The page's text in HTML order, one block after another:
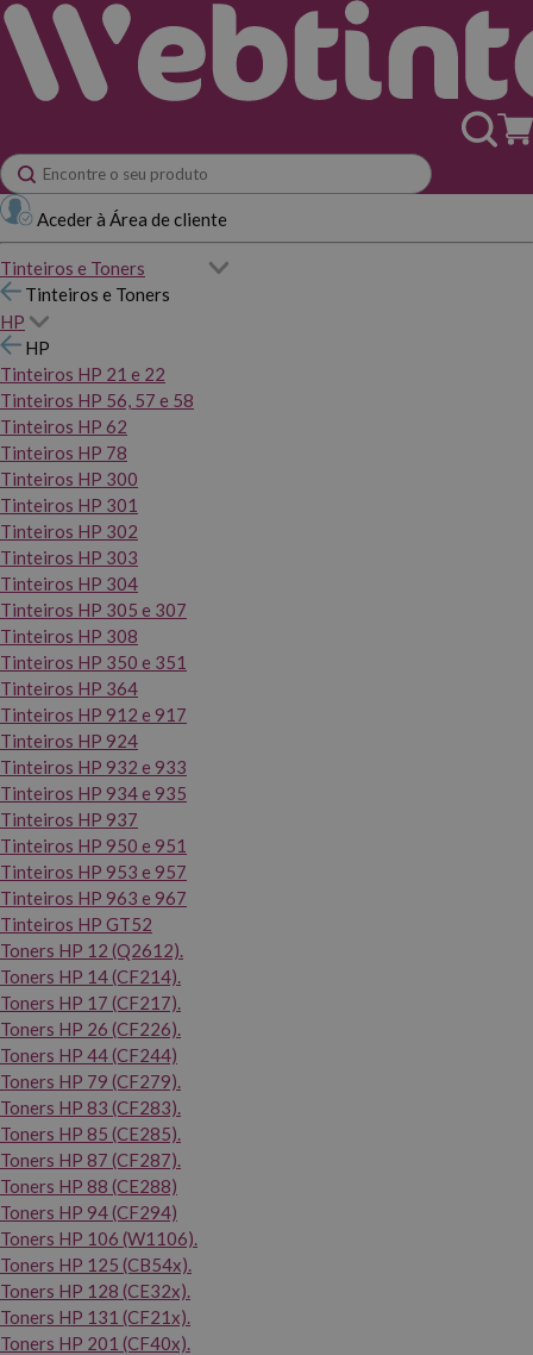
Aceder à Área de cliente
Tinteiros e Toners
Tinteiros e Toners
HP
HP
Tinteiros HP 21 e 22
Tinteiros HP 56, 57 e 58
Tinteiros HP 62
Tinteiros HP 78
Tinteiros HP 300
Tinteiros HP 301
Tinteiros HP 302
Tinteiros HP 303
Tinteiros HP 304
Tinteiros HP 305 e 307
Tinteiros HP 308
Tinteiros HP 350 e 351
Tinteiros HP 364
Tinteiros HP 912 e 917
Tinteiros HP 924
Tinteiros HP 932 e 933
Tinteiros HP 934 e 935
Tinteiros HP 937
Tinteiros HP 950 e 951
Tinteiros HP 953 e 957
Tinteiros HP 963 e 967
Tinteiros HP GT52
Toners HP 12 (Q2612).
Toners HP 14 (CF214).
Toners HP 17 (CF217).
Toners HP 26 (CF226).
Toners HP 44 (CF244)
Toners HP 79 (CF279).
Toners HP 83 (CF283).
Toners HP 85 (CE285).
Toners HP 87 (CF287).
Toners HP 88 (CE288)
Toners HP 94 (CF294)
Toners HP 106 (W1106).
Toners HP 125 (CB54x).
Toners HP 128 (CE32x).
Toners HP 131 (CF21x).
Toners HP 201 (CF40x).